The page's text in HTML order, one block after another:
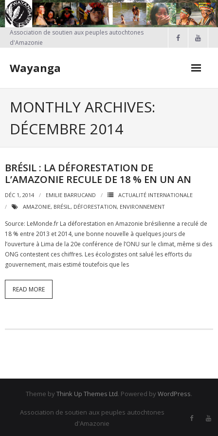
Skip
to
content
Association de soutien aux peuples autochtones
d'Amazonie
Wayanga
MONTHLY ARCHIVES:
DÉCEMBRE 2014
BRÉSIL : LA DÉFORESTATION DE
L’AMAZONIE RECULE DE 18 % EN UN AN
DÉC 1, 2014 EMILIE BARRUCAND
ACTUALITÉ INTERNATIONALE
AMAZONIE, BRÉSIL, DÉFORESTATION, ENVIRONNEMENT
Source: LeMonde.fr La déforestation en Amazonie brésilienne a reculé de
18 % entre 2013 et 2014, une bonne nouvelle à quelques jours de
l’ouverture à Lima de la 20e conférence de l’ONU sur le climat, même si des
ONG contestent ces chiffres. Les écologistes ont salué les efforts du
gouvernement, mais estimé toutefois que les
READ MORE
Theme by Think Up Themes Ltd. Powered by WordPress.
Association de soutien aux peuples autochtones
d'Amazonie